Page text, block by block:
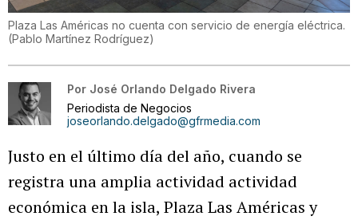
Plaza Las Américas no cuenta con servicio de energía eléctrica.
(Pablo Martínez Rodríguez)
Por José Orlando Delgado Rivera
Periodista de Negocios
joseorlando.delgado@gfrmedia.com
Justo en el último día del año, cuando se
registra una amplia actividad actividad
económica en la isla, Plaza Las Américas y